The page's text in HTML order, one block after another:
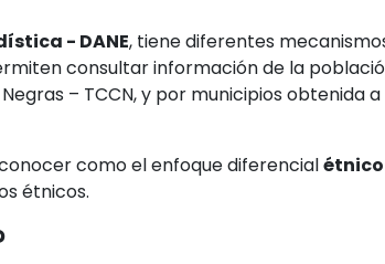
- DANE, tiene diferentes
consultar información de la
– TCCN, y por municipios obtenida
como el enfoque diferencialétnico
étnicos.